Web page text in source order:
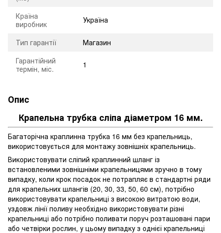
Країна
виробник
Україна
Тип гарантії
Магазин
Гарантійний
термін, міс.
1
Опис
Крапельна трубка сліпа діаметром 16 мм.
Багаторічна краплинна трубка 16 мм без крапельниць,
використовується для монтажу зовнішніх крапельниць.
Використовувати сліпий краплинний шланг із
встановленими зовнішніми крапельницями зручно в тому
випадку, коли крок посадок не потрапляє в стандартні ряди
для крапельних шлангів (20, 30, 33, 50, 60 см), потрібно
використовувати крапельниці з високою витратою води,
уздовж лінії поливу необхідно використовувати різні
крапельниці або потрібно поливати поруч розташовані пари
або четвірки рослин, у цьому випадку з однієї крапельниці